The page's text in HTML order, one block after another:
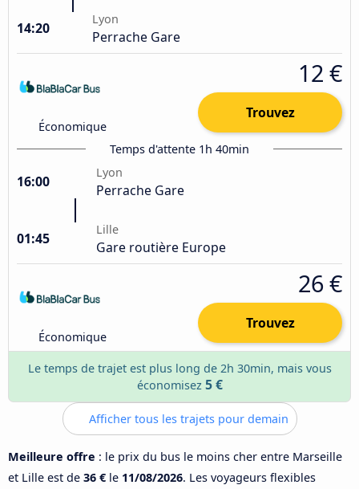
14:20
Lyon
Perrache Gare
Économique
12 €
Trouvez
Temps d'attente 1h 40min
16:00
Lyon
Perrache Gare
01:45
Lille
Gare routière Europe
Économique
26 €
Trouvez
Le temps de trajet est plus long de 2h 30min, mais vous
économisez 5 €
Afficher tous les trajets pour demain
Meilleure offre : le prix du bus le moins cher entre Marseille
et Lille est de 36 € le 11/08/2026. Les voyageurs flexibles